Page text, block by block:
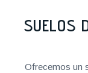
SUELOS
Ofrecemos un